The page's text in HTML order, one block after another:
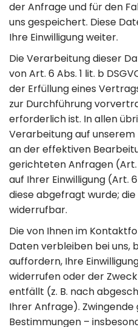
der Anfrage und für den
uns gespeichert. Diese
Ihre Einwilligung weiter.
Die Verarbeitung dieser
von Art. 6 Abs. 1 lit. b
der Erfüllung eines
zur Durchführung
erforderlich ist. In allen
Verarbeitung auf
an der effektiven
gerichteten Anfragen (Art.
auf Ihrer Einwilligung (Art.
diese abgefragt wurde;
widerrufbar.
Die von Ihnen im
Daten verbleiben bei uns,
auffordern, Ihre
widerrufen oder der
entfällt (z. B. nach
Ihrer Anfrage). Zwingende
Bestimmungen –